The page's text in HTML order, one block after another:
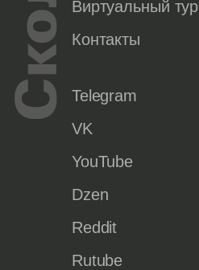
Виртуальный тур
Контакты
Telegram
VK
YouTube
Dzen
Reddit
Rutube